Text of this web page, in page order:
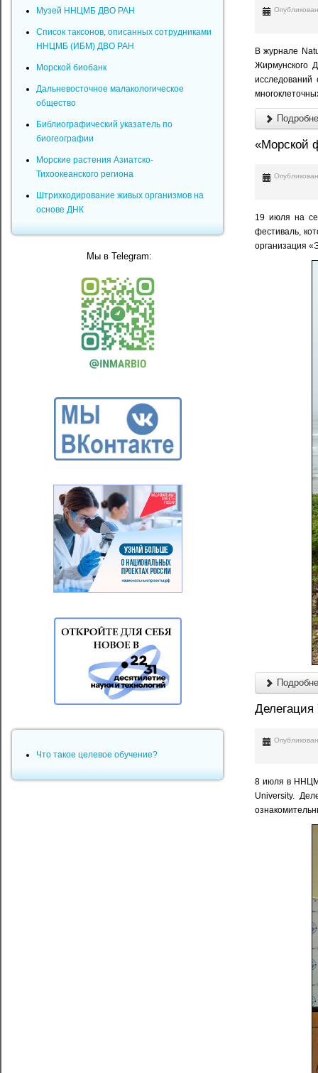
В журнале
исследований
«Морской
19 июля на
фестиваль,
организация
8 июля в
University.
Музей ННЦМБ ДВО РАН
Список таксонов, описанных сотрудниками
ННЦМБ (ИБМ) ДВО РАН
Морской биобанк
Дальневосточное малакологическое
общество
Библиографический указатель по
биогеографии
Морские растения Азиатско-
Тихоокеанского региона
Штрихкодирование живых организмов на
основе ДНК
Мы в Telegram:
Что такое целевое обучение?